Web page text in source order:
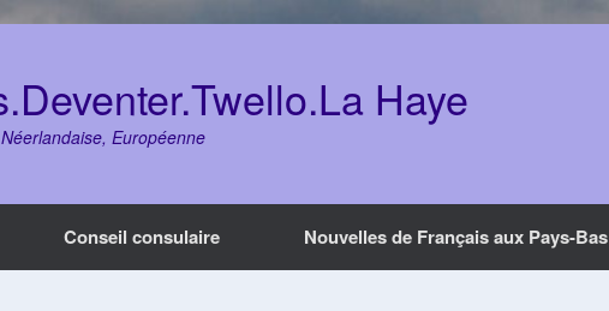
Haye
Européenne
Conseil consulaire Nouvelles de Français aux Pays-Bas